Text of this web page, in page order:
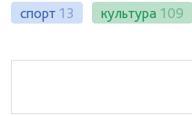
спорт 13 культура 109